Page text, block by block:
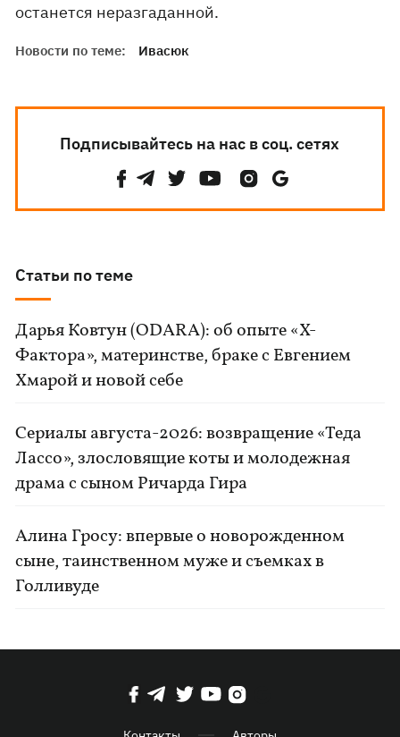
останется неразгаданной.
Новости по теме: Ивасюк
Подписывайтесь на нас в соц. сетях
Статьи по теме
Дарья Ковтун (ODARA): об опыте «Х-
Фактора», материнстве, браке с Евгением
Хмарой и новой себе
Сериалы августа-2026: возвращение «Теда
Лассо», злословящие коты и молодежная
драма с сыном Ричарда Гира
Алина Гросу: впервые о новорожденном
сыне, таинственном муже и съемках в
Голливуде